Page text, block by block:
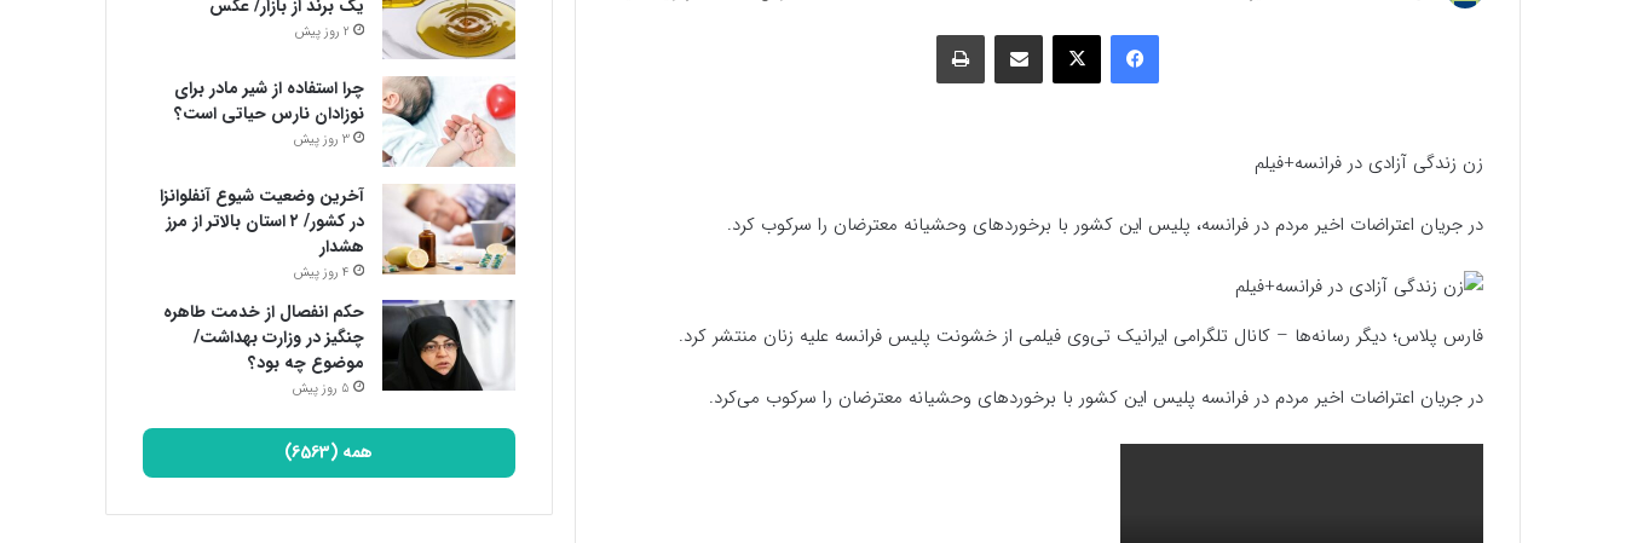
فیسبوک ایکس اشتراک گذاری با ایمیل چاپ
زن زندگی آزادی در فرانسه+فیلم
در جریان اعتراضات اخیر مردم در فرانسه، پلیس این کشور با برخوردهای وحشیانه معترضان را سرکوب کرد.
فارس پلاس؛ دیگر رسانه‌ها – کانال تلگرامی ایرانیک تی‌وی فیلمی از خشونت پلیس فرانسه علیه زنان منتشر کرد.
در جریان اعتراضات اخیر مردم در فرانسه پلیس این کشور با برخوردهای وحشیانه معترضان را سرکوب می‌کرد.
یک برند از بازار/ عکس
2 روز پیش
چرا استفاده از شیر مادر برای
نوزادان نارس حیاتی است؟
3 روز پیش
آخرین وضعیت شیوع آنفلوانزا
در کشور/ ۲ استان بالاتر از مرز
هشدار
4 روز پیش
حکم انفصال از خدمت طاهره
چنگیز در وزارت بهداشت/
موضوع چه بود؟
5 روز پیش
همه (6563)